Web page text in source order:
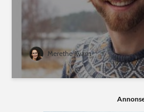
Merethe Kvam